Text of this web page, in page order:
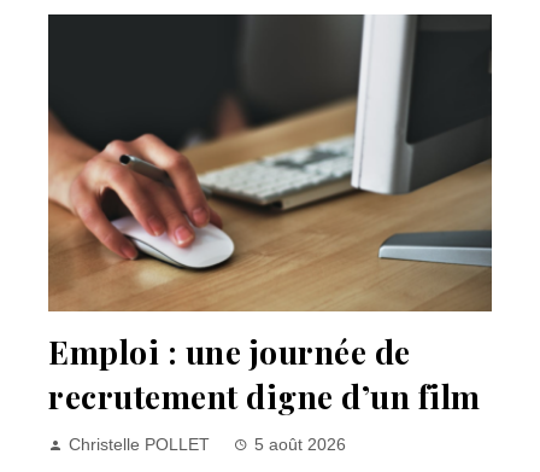
Emploi : une journée de
recrutement digne d’un film
Christelle POLLET 5 août 2026